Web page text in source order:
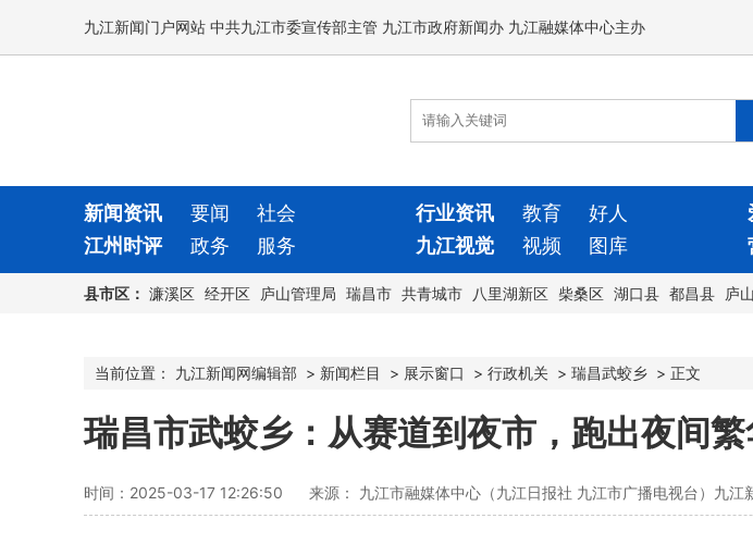
九江新闻门户网站 中共九江市委宣传部主管 九江市政府新闻办 九江融媒体中心主办
新闻资讯 要闻 社会 行业资讯 教育 好人
江州时评
政务 服务 九江视觉 视频 图库
县市区： 濂溪区 经开区 庐山管理局 瑞昌市 共青城市 八里湖新区 柴桑区 湖口县 都昌县 庐
当前位置： 九江新闻网编辑部 > 新闻栏目 > 展示窗口 > 行政机关 > 瑞昌武蛟乡 > 正文
瑞昌市武蛟乡：从赛道到夜市，跑出夜间
时间：2025-03-17 12:26:50 来源： 九江市融媒体中心（九江日报社 九江市广播电视台）九江